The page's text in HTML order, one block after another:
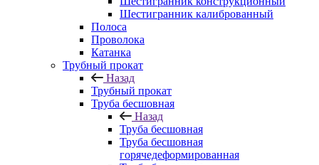
Шестигранник калиброванный
Полоса
Проволока
Катанка
Трубный прокат
Назад
Трубный прокат
Труба бесшовная
Назад
Труба бесшовная
Труба бесшовная
горячедеформированная